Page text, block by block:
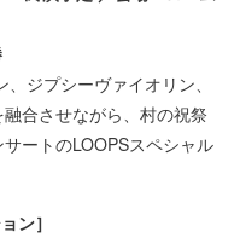
ジプシーヴァイオリン、
合させながら、村の祝祭
ートのLOOPSスペシャル
ン］